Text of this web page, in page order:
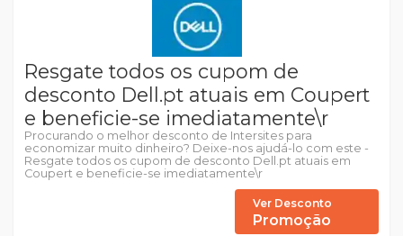
Resgate todos os cupom de
desconto Dell.pt atuais em Coupert
e beneficie-se imediatamente\r
Procurando o melhor desconto de Intersites para
economizar muito dinheiro? Deixe-nos ajudá-lo com este -
Resgate todos os cupom de desconto Dell.pt atuais em
Coupert e beneficie-se imediatamente\r
Ver Desconto
Promoção